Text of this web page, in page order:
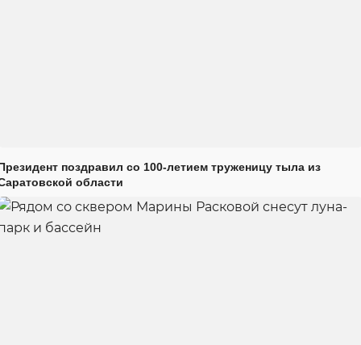
поздравил со 100-летием труженицу тыла из
области